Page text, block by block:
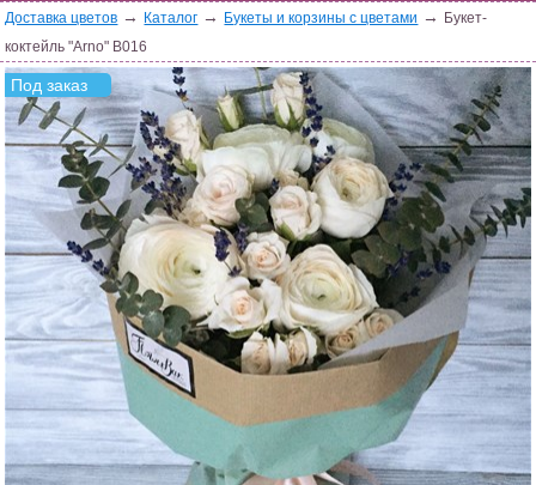
Доставка цветов → Каталог → Букеты и корзины с цветами →
Букет-
коктейль "Arno" B016
Под заказ